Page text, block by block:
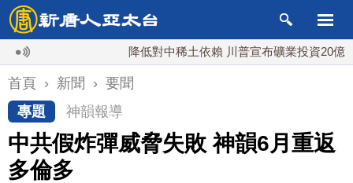
降低對中稀土依賴 川普宣布礦業投資20億美元
首頁 › 新聞 › 要聞
專題
神韻報導
中共假炸彈威脅失敗 神韻6月重返
多倫多